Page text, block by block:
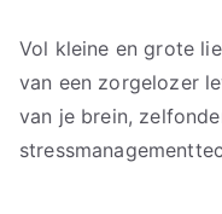
Vol kleine en grote
van een zorgelozer
van je brein,